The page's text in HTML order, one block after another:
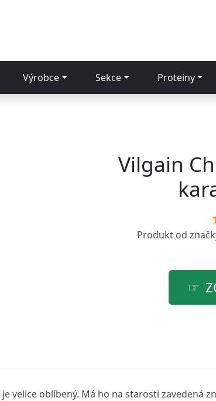
Výrobce Sekce Proteiny
Vilgain
Produkt od
je velice oblíbený. Má ho na starosti zavedená